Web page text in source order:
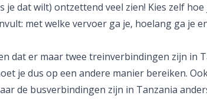
je dat wilt) ontzettend veel zien! Kies zelf
met welke vervoer ga je, hoelang ga je
dat er maar twee treinverbindingen zijn in
je dus op een andere manier bereiken.
de busverbindingen zijn in Tanzania